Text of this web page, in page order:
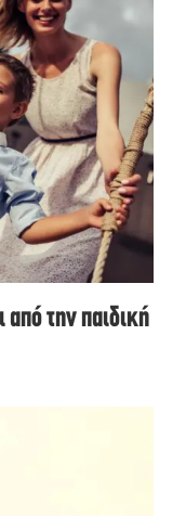
από την παιδική